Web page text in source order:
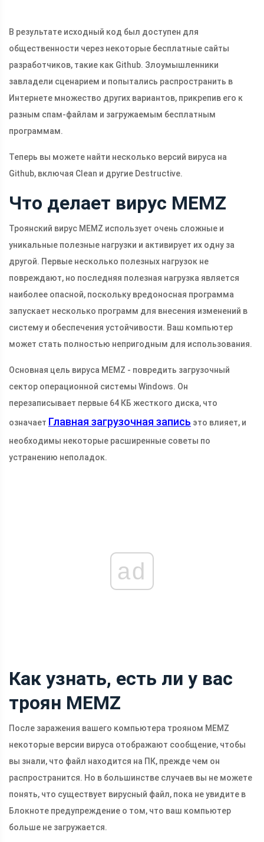
В результате исходный код был доступен для
общественности через некоторые бесплатные сайты
разработчиков, такие как Github. Злоумышленники
завладели сценарием и попытались распространить в
Интернете множество других вариантов, прикрепив его к
разным спам-файлам и загружаемым бесплатным
программам.
Теперь вы можете найти несколько версий вируса на
Github, включая Clean и другие Destructive.
Что делает вирус MEMZ
Троянский вирус MEMZ использует очень сложные и
уникальные полезные нагрузки и активирует их одну за
другой. Первые несколько полезных нагрузок не
повреждают, но последняя полезная нагрузка является
наиболее опасной, поскольку вредоносная программа
запускает несколько программ для внесения изменений в
систему и обеспечения устойчивости. Ваш компьютер
может стать полностью непригодным для использования.
Основная цель вируса MEMZ - повредить загрузочный
сектор операционной системы Windows. Он
перезаписывает первые 64 КБ жесткого диска, что
означает Главная загрузочная запись это влияет, и
необходимы некоторые расширенные советы по
устранению неполадок.
ad
Как узнать, есть ли у вас
троян MEMZ
После заражения вашего компьютера трояном MEMZ
некоторые версии вируса отображают сообщение, чтобы
вы знали, что файл находится на ПК, прежде чем он
распространится. Но в большинстве случаев вы не можете
понять, что существует вирусный файл, пока не увидите в
Блокноте предупреждение о том, что ваш компьютер
больше не загружается.